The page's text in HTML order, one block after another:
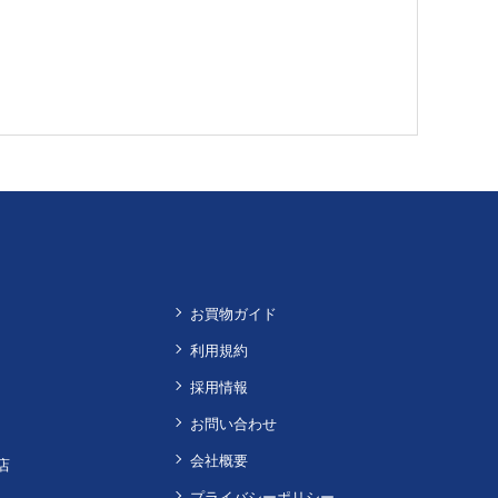
お買物ガイド
利用規約
採用情報
お問い合わせ
会社概要